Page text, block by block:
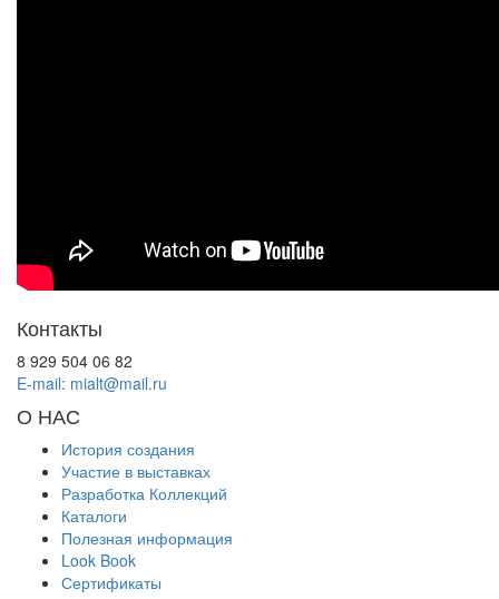
Контакты
8 929 504 06 82
E-mail: mialt@mail.ru
О НАС
История создания
Участие в выставках
Разработка Коллекций
Каталоги
Полезная информация
Look Book
Сертификаты